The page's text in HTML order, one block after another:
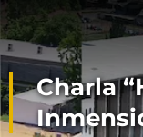
Charla